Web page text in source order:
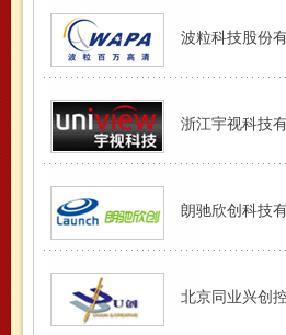
波粒科技股份
浙江宇视科技
朗驰欣创科技
北京同业兴创